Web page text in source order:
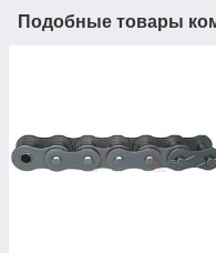
Подобные товары